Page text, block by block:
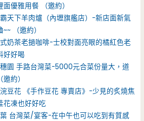
優雅用餐 （邀約）
天下羊肉爐（內壢旗艦店）-新店面新氣
（邀約）
奶茶老撾咖啡-士校對面亮眼的橘紅色老
好好喝
園 手路台灣菜-5000元合菜份量大，道
約）
豆花 《手作豆花 專賣店》-少見的炙燒焦
花凍也好好吃
台灣菜/宴客-在中午也可以吃到有質感